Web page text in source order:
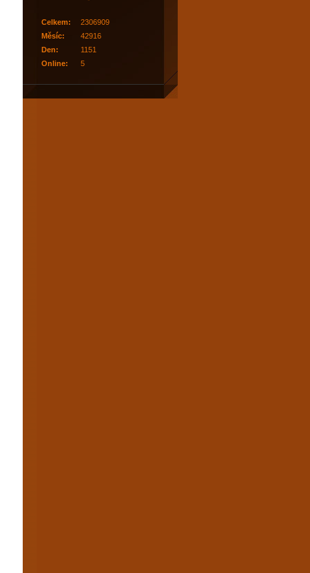
Online: 5
Celkem:
2306909
Měsíc:
42916
Den:
1151